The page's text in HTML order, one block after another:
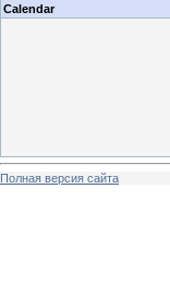
Calendar
Полная версия сайта